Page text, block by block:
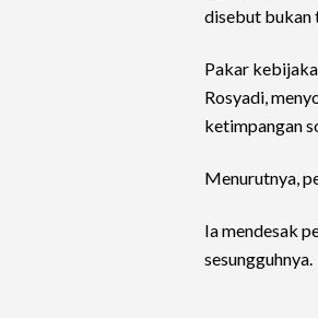
disebut bukan
Pakar
Rosyadi,
ketimpangan
Menurutnya,
Ia mendesak
sesungguhnya.